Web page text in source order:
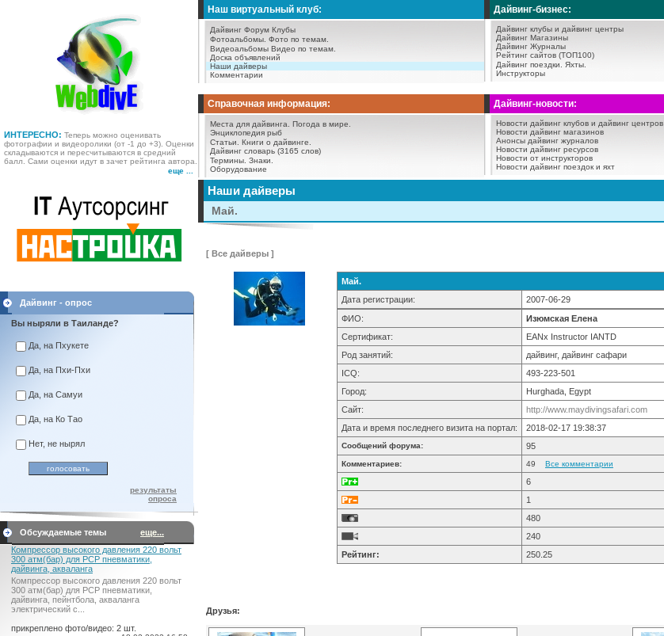
ИНТЕРЕСНО: Теперь можно оценивать
фотографии и видеоролики (от -1 до +3). Оценки
складываются и пересчитываются в средний
балл. Сами оценки идут в зачет рейтинга автора.
еще ...
Наш виртуальный клуб:
Дайвинг Форум Клубы
Фотоальбомы. Фото по темам.
Видеоальбомы Видео по темам.
Доска объявлений
Наши дайверы
Комментарии
Дайвинг-бизнес:
Дайвинг клубы и дайвинг центры
Дайвинг Магазины
Дайвинг Журналы
Рейтинг сайтов (ТОП100)
Дайвинг поездки.
Яхты.
Инструкторы
Справочная информация:
Места для дайвинга.
Погода в мире.
Энциклопедия рыб
Статьи.
Книги о дайвинге.
Дайвинг словарь (3165 слов)
Термины. Знаки.
Оборудование
Дайвинг-новости:
Новости дайвинг клубов и дайвинг центров
Новости дайвинг магазинов
Анонсы дайвинг журналов
Новости дайвинг ресурсов
Новости от инструкторов
Новости дайвинг поездок и яхт
Дайвинг - опрос
Вы ныряли в Таиланде?
Да, на Пхукете
Да, на Пхи-Пхи
Да, на Самуи
Да, на Ко Тао
Нет, не нырял
результаты
опроса
Обсуждаемые темы
еще...
Компрессор высокого давления 220 вольт
300 атм(бар) для PCP пневматики,
дайвинга, акваланга
Компрессор высокого давления 220 вольт
300 атм(бар) для PCP пневматики,
дайвинга, пейнтбола, акваланга
электрический c...
прикреплено фото/видео: 2 шт.
Наши дайверы
Май.
[ Все дайверы ]
Май.
Дата регистрации:
2007-06-29
ФИО:
Изюмская Елена
Сертификат:
EANx Instructor IANTD
Род занятий:
дайвинг, дайвинг сафари
ICQ:
493-223-501
Город:
Hurghada, Egypt
Сайт:
http://www.maydivingsafari.com
Дата и время последнего визита на портал:
2018-02-17 19:38:37
Сообщений форума: 95
Комментариев: 49 Все комментарии
6
1
480
240
Рейтинг:
250.25
Друзья: